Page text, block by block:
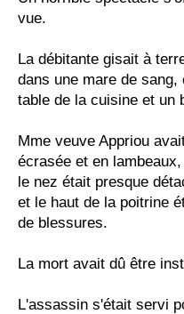
vue.
La débitante gisait à
dans une mare de sang,
table de la cuisine et un
Mme veuve Appriou
écrasée et en lambeaux,
le nez était presque
et le haut de la poitrine
de blessures.
La mort avait dû être
L'assassin s'était servi